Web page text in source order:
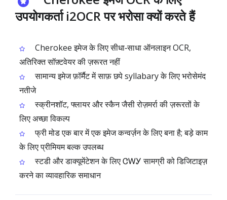
उपयोगकर्ता i2OCR पर भरोसा क्यों करते हैं
Cherokee इमेज के लिए सीधा‑साधा ऑनलाइन OCR,
अतिरिक्त सॉफ़्टवेयर की ज़रूरत नहीं
सामान्य इमेज फ़ॉर्मैट में साफ़ छपे syllabary के लिए भरोसेमंद
नतीजे
स्क्रीनशॉट, फ्लायर और स्कैन जैसी रोज़मर्रा की ज़रूरतों के
लिए अच्छा विकल्प
फ्री मोड एक बार में एक इमेज कन्वर्ज़न के लिए बना है; बड़े काम
के लिए प्रीमियम बल्क उपलब्ध
स्टडी और डाक्यूमेंटेशन के लिए ᏣᎳᎩ सामग्री को डिजिटाइज़
करने का व्यावहारिक समाधान